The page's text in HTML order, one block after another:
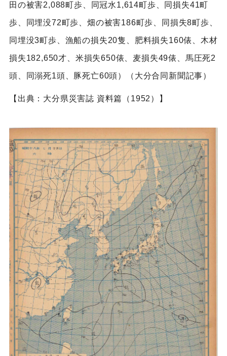
田の被害2,088町歩、同冠水1,614町歩、同損失41町
歩、同埋没72町歩、畑の被害186町歩、同損失8町歩、
同埋没3町歩、漁船の損失20隻、肥料損失160俵、木材
損失182,650才、米損失650俵、麦損失49俵、馬圧死2
頭、同溺死1頭、豚死亡60頭）（大分合同新聞記事）
【出典：大分県災害誌 資料篇（1952）】